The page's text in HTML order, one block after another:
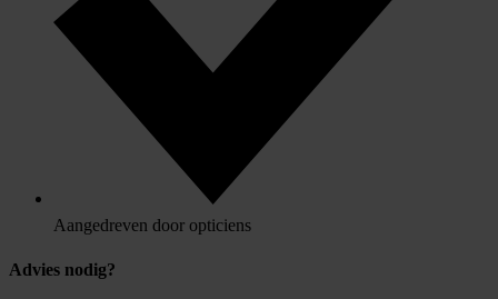
Aangedreven door opticiens
Advies nodig?